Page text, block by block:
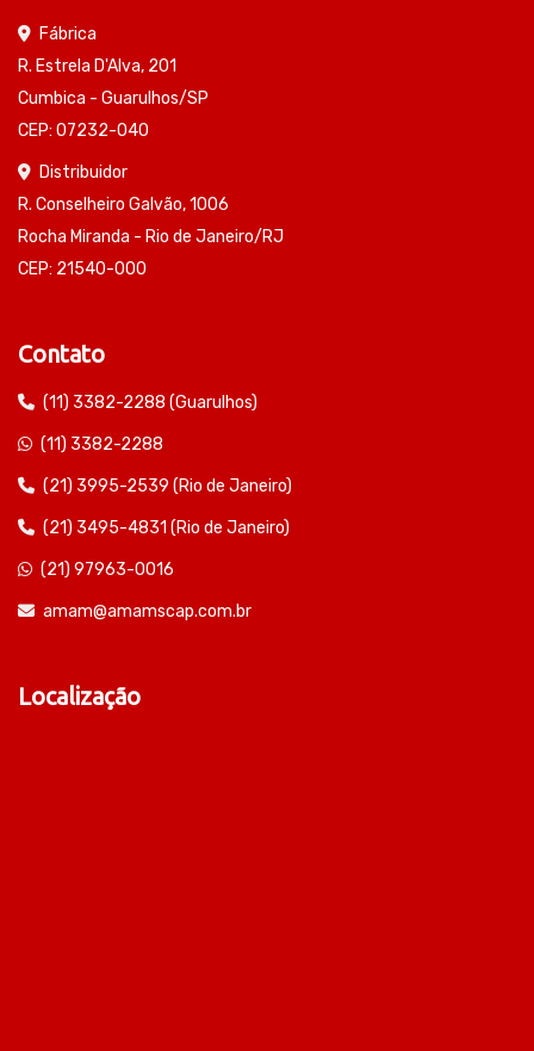
Fábrica
R. Estrela D'Alva, 201
Cumbica - Guarulhos/SP
CEP: 07232-040
Distribuidor
R. Conselheiro Galvão, 1006
Rocha Miranda - Rio de Janeiro/RJ
CEP: 21540-000
Contato
(11) 3382-2288 (Guarulhos)
(11) 3382-2288
(21) 3995-2539 (Rio de Janeiro)
(21) 3495-4831 (Rio de Janeiro)
(21) 97963-0016
amam@amamscap.com.br
Localização